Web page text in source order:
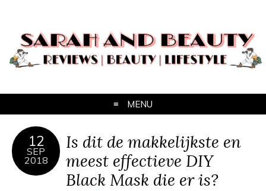
MENU
12
SEP
2018
Is dit de makkelijkste en
meest effectieve DIY
Black Mask die er is?